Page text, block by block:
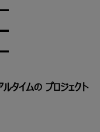
タイムの プロジェクト